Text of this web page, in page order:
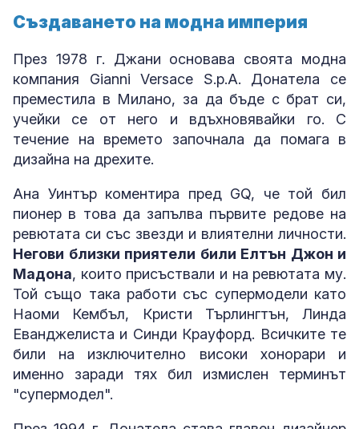
Създаването на модна империя
През 1978 г. Джани основава своята модна
компания Gianni Versace S.p.A. Донатела се
преместила в Милано, за да бъде с брат си,
учейки се от него и вдъхновявайки го. С
течение на времето започнала да помага в
дизайна на дрехите.
Ана Уинтър коментира пред GQ, че той бил
пионер в това да запълва първите редове на
ревютата си със звезди и влиятелни личности.
Негови близки приятели били Елтън Джон и
Мадона, които присъствали и на ревютата му.
Той също така работи със супермодели като
Наоми Кембъл, Кристи Търлингтън, Линда
Еванджелиста и Синди Крауфорд. Всичките те
били на изключително високи хонорари и
именно заради тях бил измислен терминът
"супермодел".